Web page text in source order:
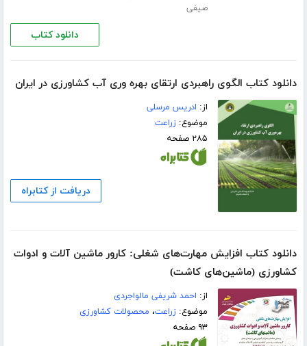
صیفی
دانلود کتاب
دانلود کتاب الگوی راهبردی ارتقای بهره وری آب کشاورزی در ایران
از: ادریس مرسلی
موضوع:زراعت
۲۸۵ صفحه
دریافت از کتابراه
دانلود کتاب افزایش مهارت‌های شغلی: کارور ماشین آلات و ادوات
کشاورزی (ماشین‌های کاشت)
از: احمد شریفی مالواجردی
موضوع:زراعت، محصولات کشاورزی
۹۳ صفحه